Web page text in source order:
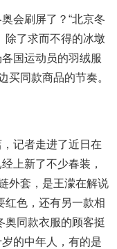
会刷屏了？“北京冬
除了求而不得的冰墩
国运动员的羽绒服
买同款商品的节奏。
记者走进了近日在
上新了不少春装，
外套，是王濛在解说
红色，还有另一款相
奥同款衣服的顾客挺
的中年人，有的是